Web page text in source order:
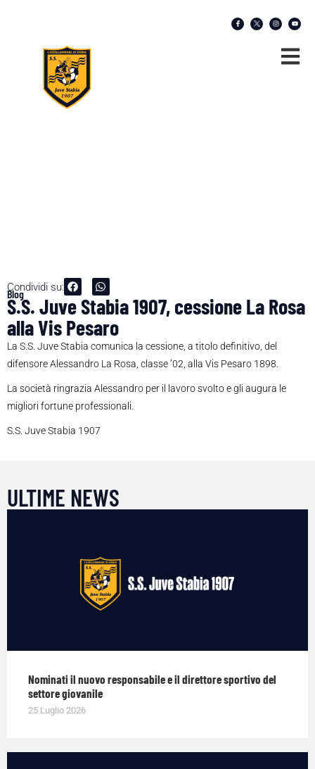
Condividi su:
Blog
S.S. Juve Stabia 1907, cessione La Rosa
alla Vis Pesaro
La S.S. Juve Stabia comunica la cessione, a titolo definitivo, del
difensore Alessandro La Rosa, classe ’02, alla Vis Pesaro 1898.
La società ringrazia Alessandro per il lavoro svolto e gli augura le
migliori fortune professionali.
S.S. Juve Stabia 1907
ULTIME NEWS
Nominati il nuovo responsabile e il direttore sportivo del
settore giovanile
25 Luglio 2026